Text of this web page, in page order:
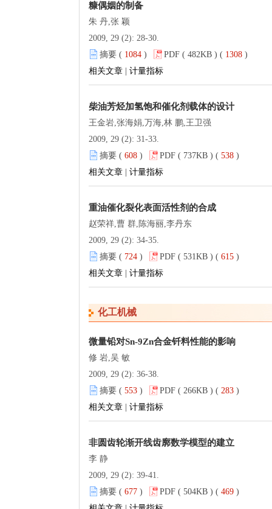
糠偶姻的制备
朱 丹,张 颖
2009, 29 (2): 28-30.
摘要 ( 1084 ) PDF ( 482KB ) ( 1308 )
相关文章
计量指标
柴油芳烃加氢饱和催化剂载体的设计
王金岩,张海娟,万海,林 鹏,王卫强
2009, 29 (2): 31-33.
摘要 ( 608 ) PDF ( 737KB ) ( 538 )
相关文章
计量指标
重油催化裂化表面活性剂的合成
赵荣祥,曹 群,陈海丽,李丹东
2009, 29 (2): 34-35.
摘要 ( 724 ) PDF ( 531KB ) ( 615 )
相关文章
计量指标
化工机械
微量铅对Sn-9Zn合金钎料性能的影响
修 岩,吴 敏
2009, 29 (2): 36-38.
摘要 ( 553 ) PDF ( 266KB ) ( 283 )
相关文章
计量指标
非圆齿轮渐开线齿廓数学模型的建立
李 静
2009, 29 (2): 39-41.
摘要 ( 677 ) PDF ( 504KB ) ( 469 )